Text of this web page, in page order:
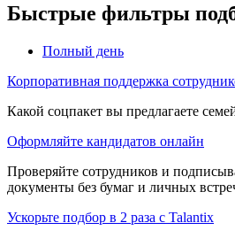
Быстрые фильтры
Полный день
Корпоративная поддержка
Какой соцпакет вы предлагаете
Оформляйте кандидатов онлайн
Проверяйте сотрудников и
документы без бумаг и личных
Ускорьте подбор в 2 раза с Talantix